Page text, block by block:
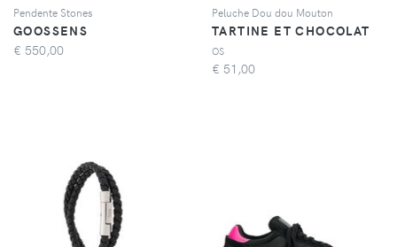
Pendente Stones
GOOSSENS
€ 550,00
Peluche Dou dou Mouton
TARTINE ET CHOCOLAT
OS
€ 51,00